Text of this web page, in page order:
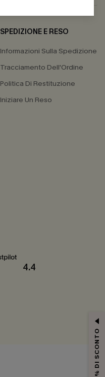
SPEDIZIONE E RESO
Informazioni Sulla Spedizione
Tracciamento Dell'Ordine
Politica Di Restituzione
Iniziare Un Reso
4.4
15% DI SCONTO